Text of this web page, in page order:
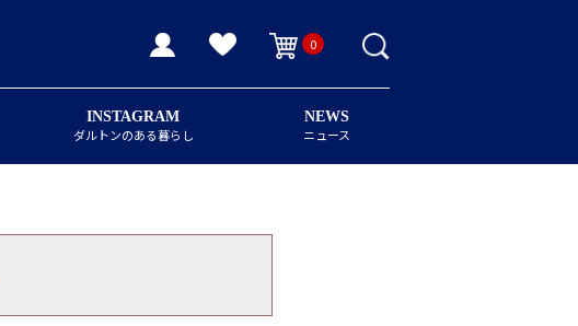
0
INSTAGRAM
ダルトンのある暮らし
NEWS
ニュース